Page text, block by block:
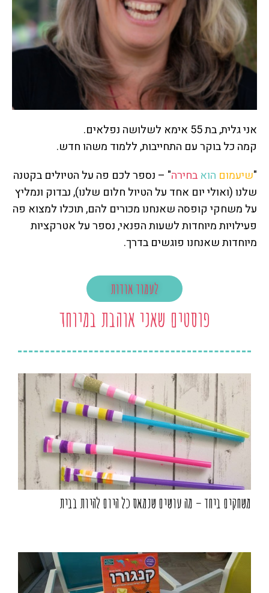
אני גלית, בת 55 אימא לשלושה נפלאים.
קמה כל בוקר עם התחייבות, ללמוד משהו חדש.
"שיעמום הוא בחירה" – נספר לכם פה על הטיולים בקטנה
שלנו (ואולי יום אחד על הטיול חלום שלנו), נבדוק ונמליץ
על משחקי קופסה שאנחנו מכורים להם, תוכלו למצוא פה
פעילויות מיוחדות לשעות הפנאי, נספר על אטרקציות
מיוחדות שאנחנו פוגשים בדרך.
לעמוד אודות
פוסטים שאני אוהבת במיוחד
משחקים ביחד – מה עושים שנמאס כל היום להיות בבית